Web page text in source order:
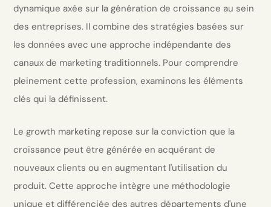
dynamique axée sur la génération de croissance au sein
des entreprises. Il combine des stratégies basées sur
les données avec une approche indépendante des
canaux de marketing traditionnels. Pour comprendre
pleinement cette profession, examinons les éléments
clés qui la définissent.
Le growth marketing repose sur la conviction que la
croissance peut être générée en acquérant de
nouveaux clients ou en augmentant l'utilisation du
produit. Cette approche intègre une méthodologie
unique et différenciée des autres départements d'une